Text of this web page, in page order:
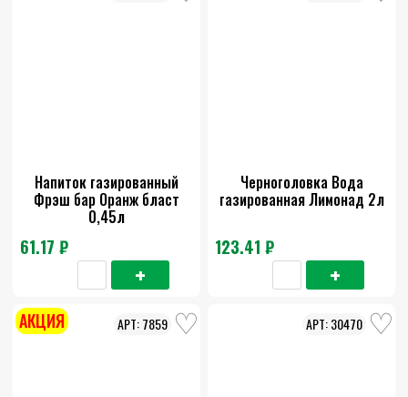
Напиток газированный
Фрэш бар Оранж бласт
0,45л
61.17 ₽
Черноголовка Вода
газированная Лимонад 2л
123.41 ₽
7859
АКЦИЯ 30470